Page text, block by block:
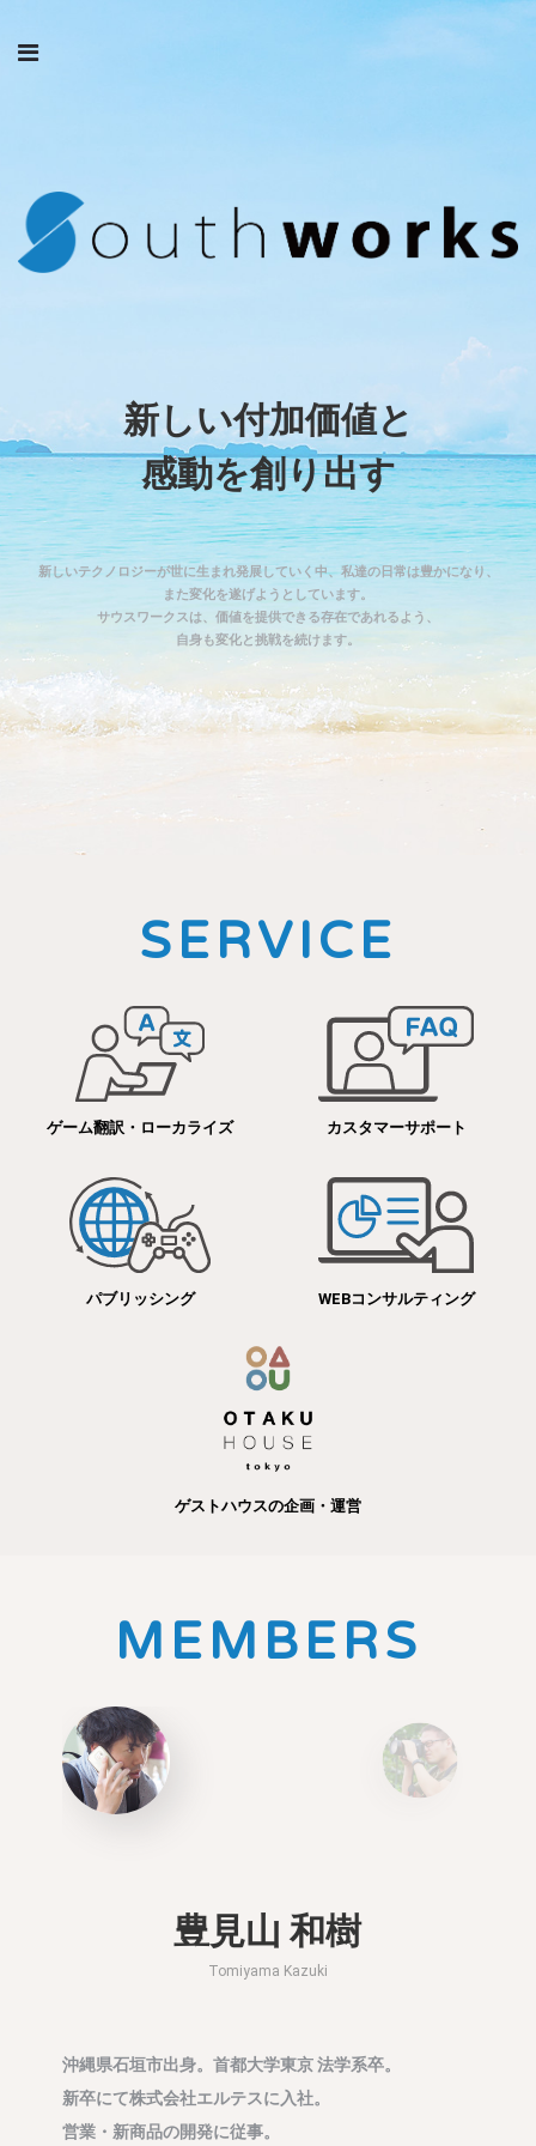
新しい付加価値と
感動を創り出す
新しいテクノロジーが世に生まれ発展していく中、私達の日常は豊かになり、
また変化を遂げようとしています。
サウスワークスは、価値を提供できる存在であれるよう、
自身も変化と挑戦を続けます。
SERVICE
ゲーム翻訳・ローカライズ カスタマーサポート
パブリッシング WEBコンサルティング
ゲストハウスの企画・運営
MEMBERS
豊見山 和樹
Tomiyama Kazuki
沖縄県石垣市出身。 首都大学東京 法学系卒。
新卒にて株式会社エルテスに入社。
営業・新商品の開発に従事。